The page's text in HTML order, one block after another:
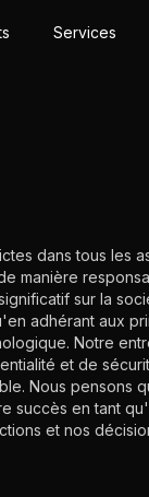
Services
dans tous les
manière
sur la
adhérant aux
Notre
et de
Nous pensons
succès en tant
et nos